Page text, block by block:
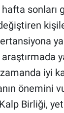
hafta sonları
araştırmada
iyi
önemini
Birliği,